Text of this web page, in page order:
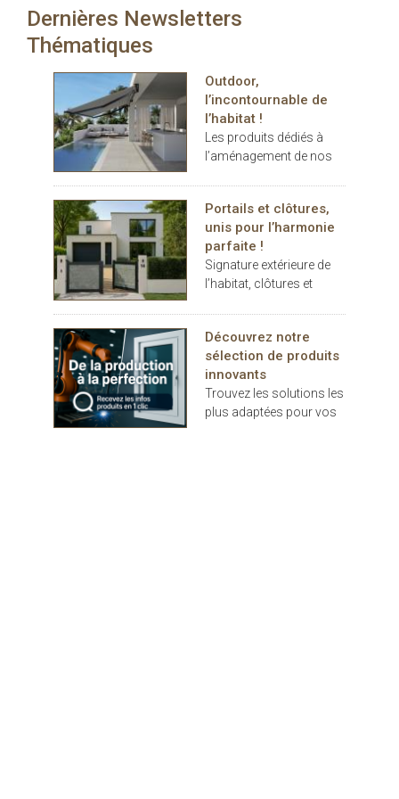
carport… les espaces
prolongements de
l’habitat. Dans ce
contexte, THERMOTOP®
s’impose comme un
partenaire clé pour
concevoir des espaces
de vie confortables,
esthétiques et durables,
dedans comme dehors.
Dernières Newsletters
Thématiques
Outdoor,
l’incontournable de
l’habitat !
Les produits dédiés à
l’aménagement de nos
des dernières années
comme des éléments
indispensables au
confort.
Portails et clôtures,
unis pour l’harmonie
parfaite !
Signature extérieure de
l’habitat, clôtures et
décoratifs, rivalisent
d’inspiration
Découvrez notre
sélection de produits
innovants
Trouvez les solutions les
plus adaptées pour vos